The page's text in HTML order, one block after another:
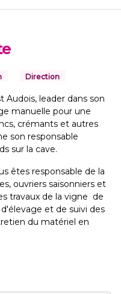
Direction
leader dans son
manuelle pour une
crémants et autres
son responsable
sur la cave.
êtes responsable de la
ouvriers saisonniers et
travaux de la vigne de
et de suivi des
du matériel en